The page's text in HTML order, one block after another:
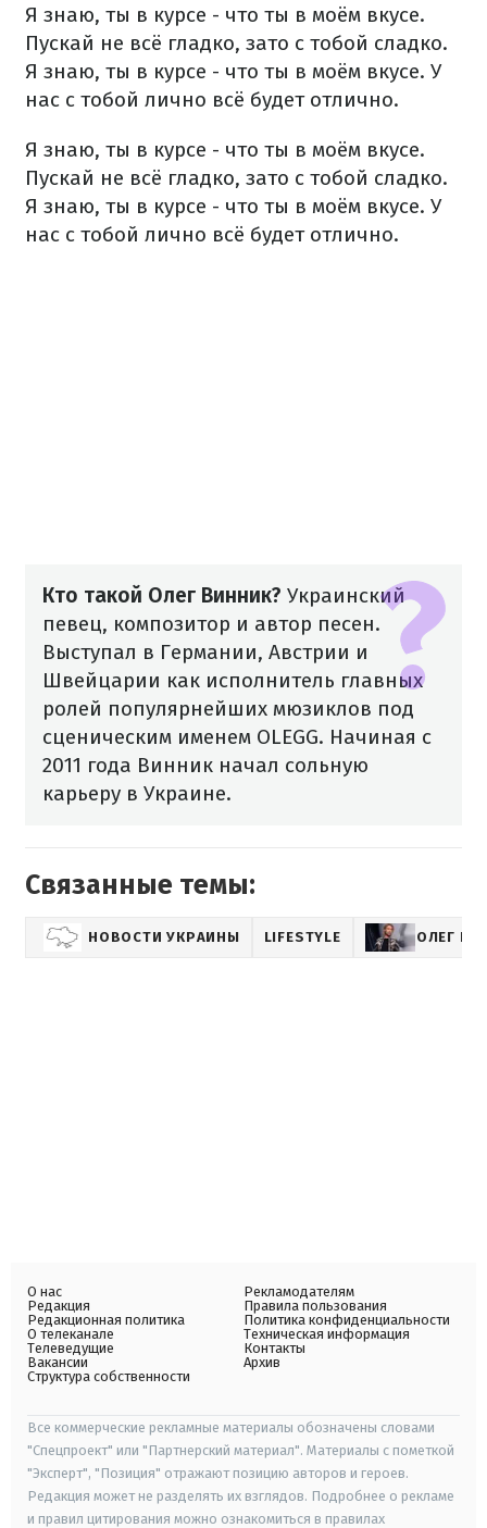
Я знаю, ты в курсе - что ты в моём вкусе.
Пускай не всё гладко, зато с тобой сладко.
Я знаю, ты в курсе - что ты в моём вкусе. У
нас с тобой лично всё будет отлично.
Я знаю, ты в курсе - что ты в моём вкусе.
Пускай не всё гладко, зато с тобой сладко.
Я знаю, ты в курсе - что ты в моём вкусе. У
нас с тобой лично всё будет отлично.
Кто такой Олег Винник? Украинский
певец, композитор и автор песен.
Выступал в Германии, Австрии и
Швейцарии как исполнитель главных
ролей популярнейших мюзиклов под
сценическим именем OLEGG. Начиная с
2011 года Винник начал сольную
карьеру в Украине.
Связанные темы:
НОВОСТИ УКРАИНЫ LIFESTYLE ОЛЕГ
О нас
Редакция
Редакционная политика
О телеканале
Телеведущие
Вакансии
Структура собственности
Рекламодателям
Правила пользования
Политика конфиденциальности
Техническая информация
Контакты
Архив
Все коммерческие рекламные материалы обозначены словами
"Спецпроект" или "Партнерский материал". Материалы с пометкой
"Эксперт", "Позиция" отражают позицию авторов и героев.
Редакция может не разделять их взглядов. Подробнее о рекламе
и правил цитирования можно ознакомиться в правилах